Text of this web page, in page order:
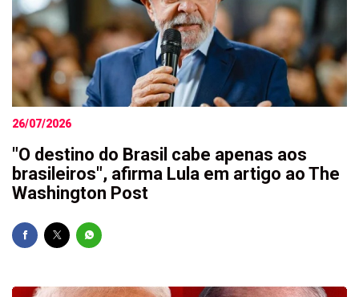
26/07/2026
"O destino do Brasil cabe apenas aos
brasileiros", afirma Lula em artigo ao The
Washington Post